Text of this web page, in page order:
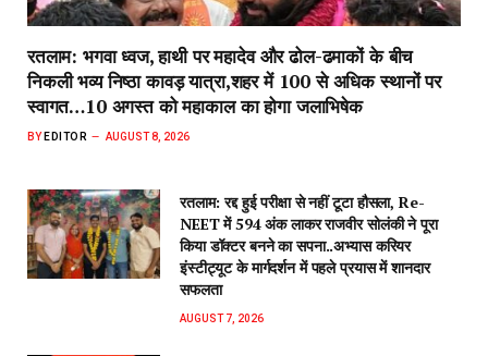
रतलाम: भगवा ध्वज, हाथी पर महादेव और ढोल-ढमाकों के बीच
निकली भव्य निष्ठा कावड़ यात्रा,शहर में 100 से अधिक स्थानों पर
स्वागत…10 अगस्त को महाकाल का होगा जलाभिषेक
BY EDITOR AUGUST 8, 2026
रतलाम: रद्द हुई परीक्षा से नहीं टूटा हौसला, Re-
NEET में 594 अंक लाकर राजवीर सोलंकी ने पूरा
किया डॉक्टर बनने का सपना..अभ्यास करियर
इंस्टीट्यूट के मार्गदर्शन में पहले प्रयास में शानदार
सफलता
AUGUST 7, 2026